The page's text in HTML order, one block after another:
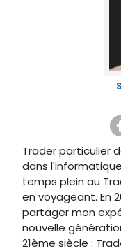
Trader particulier
dans
temps plein au
en voyageant. En
partager mon
nouvelle
21ème siècle :